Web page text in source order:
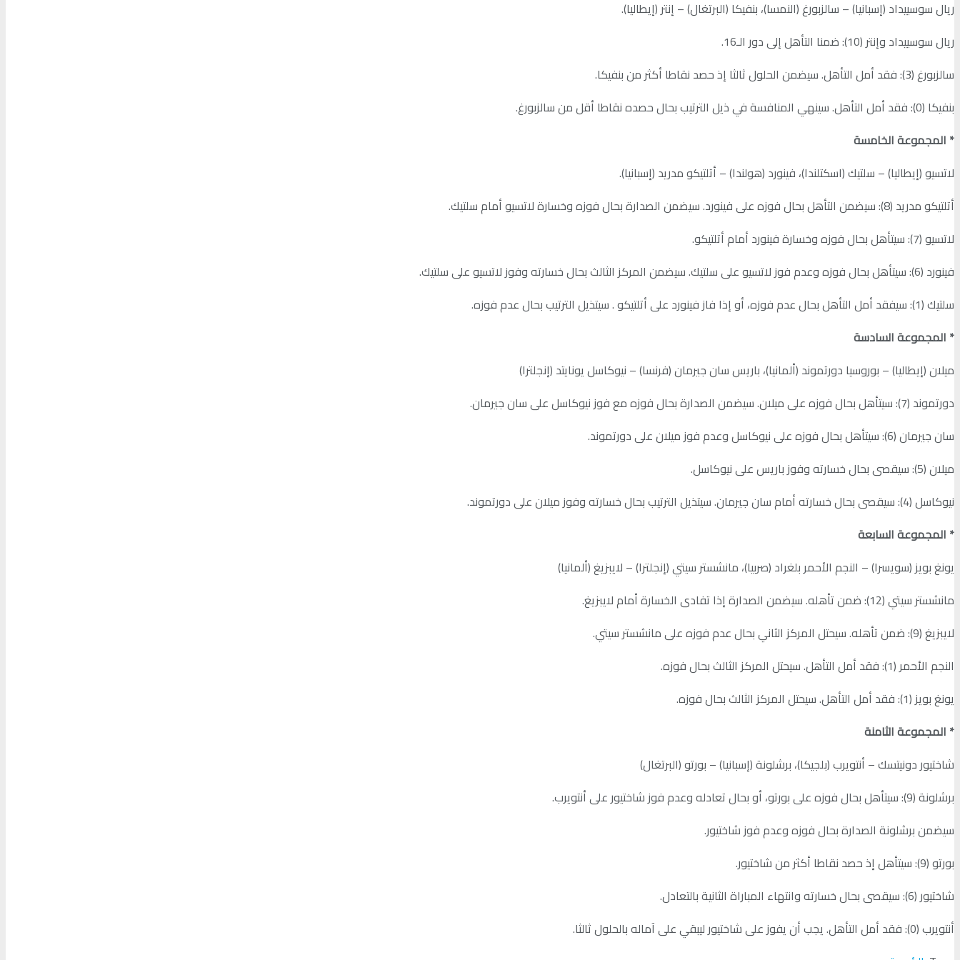
ريال سوسييداد (إسبانيا) – سالزبورغ (النمسا)، بنفيكا (البرتغال) – إنتر (إيطاليا).
ريال سوسييداد وإنتر (10): ضمنا التأهل إلى دور الـ16.
سالزبورغ (3): فقد أمل التأهل. سيضمن الحلول ثالثا إذ حصد نقاطا أكثر من بنفيكا.
بنفيكا (0): فقد أمل التأهل. سينهي المنافسة في ذيل الترتيب بحال حصده نقاطا أقل من سالزبورغ.
* المجموعة الخامسة
لاتسيو (إيطاليا) – سلتيك (اسكتلندا)، فينورد (هولندا) – أتلتيكو مدريد (إسبانيا).
أتلتيكو مدريد (8): سيضمن التأهل بحال فوزه على فينورد. سيضمن الصدارة بحال فوزه وخسارة لاتسيو أمام سلتيك.
لاتسيو (7): سيتأهل بحال فوزه وخسارة فينورد أمام أتلتيكو.
فينورد (6): سيتأهل بحال فوزه وعدم فوز لاتسيو على سلتيك. سيضمن المركز الثالث بحال خسارته وفوز لاتسيو على سلتيك.
سلتيك (1): سيفقد أمل التأهل بحال عدم فوزه، أو إذا فاز فينورد على أتلتيكو . سيتذيل الترتيب بحال عدم فوزه.
* المجموعة السادسة
ميلان (إيطاليا) – بوروسيا دورتموند (ألمانيا)، باريس سان جيرمان (فرنسا) – نيوكاسل يونايتد (إنجلترا)
دورتموند (7): سيتأهل بحال فوزه على ميلان. سيضمن الصدارة بحال فوزه مع فوز نيوكاسل على سان جيرمان.
سان جيرمان (6): سيتأهل بحال فوزه على نيوكاسل وعدم فوز ميلان على دورتموند.
ميلان (5): سيقصى بحال خسارته وفوز باريس على نيوكاسل.
نيوكاسل (4): سيقصى بحال خسارته أمام سان جيرمان. سيتذيل الترتيب بحال خسارته وفوز ميلان على دورتموند.
* المجموعة السابعة
يونغ بويز (سويسرا) – النجم الأحمر بلغراد (صربيا)، مانشستر سيتي (إنجلترا) – لايبزيغ (ألمانيا)
مانشستر سيتي (12): ضمن تأهله. سيضمن الصدارة إذا تفادى الخسارة أمام لايبزيغ.
لايبزيغ (9): ضمن تأهله. سيحتل المركز الثاني بحال عدم فوزه على مانشستر سيتي.
النجم الأحمر (1): فقد أمل التأهل. سيحتل المركز الثالث بحال فوزه.
يونغ بويز (1): فقد أمل التأهل. سيحتل المركز الثالث بحال فوزه.
* المجموعة الثامنة
شاختيور دونيتسك – أنتويرب (بلجيكا)، برشلونة (إسبانيا) – بورتو (البرتغال)
برشلونة (9): سيتأهل بحال فوزه على بورتو، أو بحال تعادله وعدم فوز شاختيور على أنتويرب.
سيضمن برشلونة الصدارة بحال فوزه وعدم فوز شاختيور.
بورتو (9): سيتأهل إذ حصد نقاطا أكثر من شاختيور.
شاختيور (6): سيقصى بحال خسارته وانتهاء المباراة الثانية بالتعادل.
أنتويرب (0): فقد أمل التأهل. يجب أن يفوز على شاختيور ليبقي على آماله بالحلول ثالثا.